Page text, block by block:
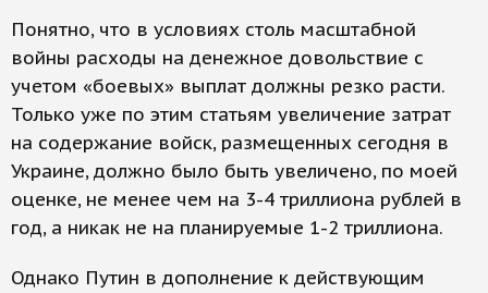
Понятно, что в условиях столь масштабной
войны расходы на денежное довольствие с
учетом «боевых» выплат должны резко расти.
Только уже по этим статьям увеличение затрат
на содержание войск, размещенных сегодня в
Украине, должно было быть увеличено, по моей
оценке, не менее чем на 3-4 триллиона рублей в
год, а никак не на планируемые 1-2 триллиона.
Однако Путин в дополнение к действующим